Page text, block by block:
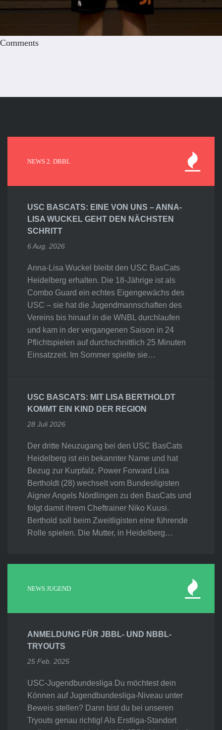
Comments
NEWS 2. DBBL
USC BASCATS: EINE VON UNS – ANNA-
LISA WUCKEL GEHT DEN NÄCHSTEN
SCHRITT
6 Aug. 2026
Anna-Lisa Wuckel bleibt den USC BasCats
Heidelberg erhalten. Die 18-Jährige ist als
Combo Guard ein echtes Eigengewächs des
USC – sie hat die Jugendmannschaften des
Vereins bis hinauf in die WNBL durchlaufen
und kam in der vergangenen Saison in 24
Pflichtspielen auf durchschnittlich 25 Minuten
Einsatzzeit. Im Sommer spielte sie…
USC BASCATS: MIT LISA BERTHOLDT
KOMMT EIN KIND DER REGION
28 Juli 2026
Der dritte Neuzugang bei den USC BasCats
Heidelberg ist ein bekannter Name und hat
Bezug zur Kurpfalz. Power Forward Lisa
Bertholdt (28) wechselt vom Bundesligisten
Aigner Angels Nördlingen zu den BasCats und
folgt damit ihrem Cheftrainer Niko Kuusi.
Berthold soll beim Zweitligisten eine führende
Rolle spielen. Die Mutter, in Heidelberg…
NEWS JUGEND
ANMELDUNG FÜR JBBL- UND NBBL-
TRYOUTS
25 Feb. 2025
USC-Jugendbundesliga Du möchtest dein
Können auf Jugendbundesliga-Niveau unter
Beweis stellen? Dann bist du bei unseren
Tryouts genau richtig! Als Erstliga-Standort